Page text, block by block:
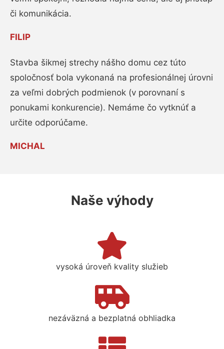
či komunikácia.
FILIP
Stavba šikmej strechy nášho domu cez túto
spoločnosť bola vykonaná na profesionálnej úrovni
za veľmi dobrých podmienok (v porovnaní s
ponukami konkurencie). Nemáme čo vytknúť a
určite odporúčame.
MICHAL
Naše výhody
vysoká úroveň kvality služieb
nezáväzná a bezplatná obhliadka